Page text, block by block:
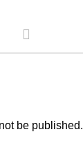
be published.